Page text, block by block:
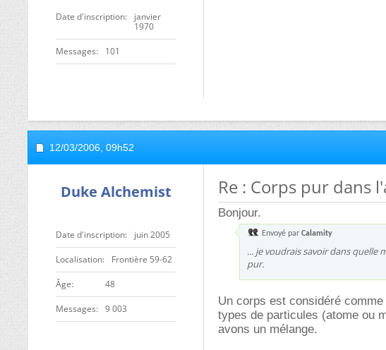
Date d'inscription
janvier
1970
Messages 101
12/03/2006, 09h52
Duke Alchemist
Date d'inscription juin 2005
Localisation Frontière 59-62
ge 48
Messages 9 003
Re : Corps pur dans
Bonjour.
Envoyé par Calamity
... je voudrais savoir dans
pur.
Un corps est considéré
types de particules (atome ou
avons un mélange.